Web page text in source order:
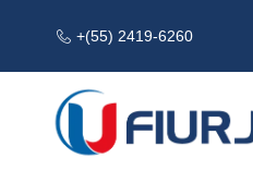
+(55) 2419-6260